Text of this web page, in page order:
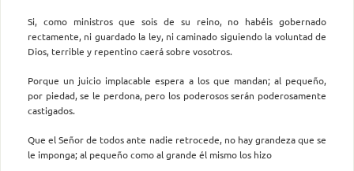
Si, como ministros que sois de su reino, no habéis gobernado
rectamente, ni guardado la ley, ni caminado siguiendo la voluntad de
Dios, terrible y repentino caerá sobre vosotros.
Porque un juicio implacable espera a los que mandan; al pequeño,
por piedad, se le perdona, pero los poderosos serán poderosamente
castigados.
Que el Señor de todos ante nadie retrocede, no hay grandeza que se
le imponga; al pequeño como al grande él mismo los hizo